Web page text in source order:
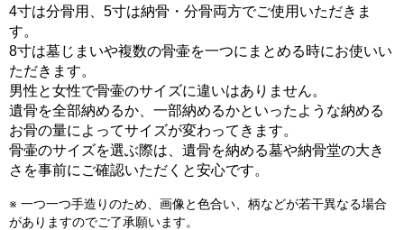
4寸は分骨用、5寸は納骨・分骨両方でご使用いただきま
す。
8寸は墓じまいや複数の骨壷を一つにまとめる時にお使いい
ただきます。
男性と女性で骨壷のサイズに違いはありません。
遺骨を全部納めるか、一部納めるかといったような納める
お骨の量によってサイズが変わってきます。
骨壷のサイズを選ぶ際は、遺骨を納める墓や納骨堂の大き
さを事前にご確認いただくと安心です。
※ 一つ一つ手造りのため、画像と色合い、柄などが若干異なる場合
がありますのでご了承願います。